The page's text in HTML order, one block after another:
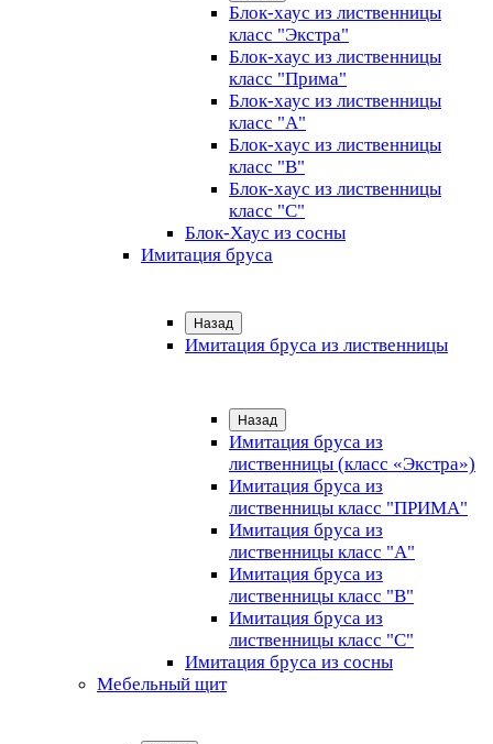
Блок-хаус из лиственницы
класс "Экстра"
Блок-хаус из лиственницы
класс "Прима"
Блок-хаус из лиственницы
класс "А"
Блок-хаус из лиственницы
класс "B"
Блок-хаус из лиственницы
класс "C"
Блок-Хаус из сосны
Имитация бруса
Назад
Имитация бруса из лиственницы
Назад
Имитация бруса из
лиственницы (класс «Экстра»)
Имитация бруса из
лиственницы класс "ПРИМА"
Имитация бруса из
лиственницы класс "А"
Имитация бруса из
лиственницы класс "B"
Имитация бруса из
лиственницы класс "C"
Имитация бруса из сосны
Мебельный щит